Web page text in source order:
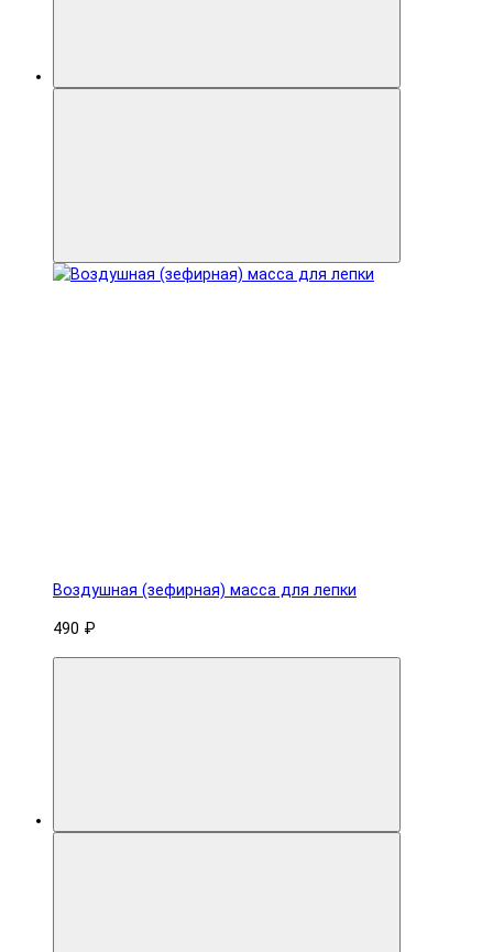
Воздушная (зефирная) масса для лепки
490 ₽